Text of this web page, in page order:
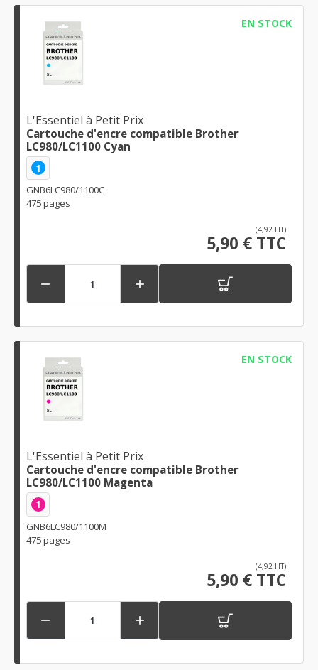
EN STOCK
L'Essentiel à Petit Prix
Cartouche d'encre compatible Brother
LC980/LC1100 Cyan
1
GNB6LC980/1100C
475 pages
(4,92 HT)
5,90 € TTC
 
EN STOCK
L'Essentiel à Petit Prix
Cartouche d'encre compatible Brother
LC980/LC1100 Magenta
1
GNB6LC980/1100M
475 pages
(4,92 HT)
5,90 € TTC
 